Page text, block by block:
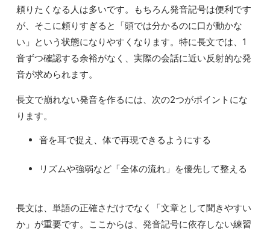
頼りたくなる人は多いです。もちろん発音記号は便利です
が、そこに頼りすぎると「頭では分かるのに口が動かな
い」という状態になりやすくなります。特に長文では、1
音ずつ確認する余裕がなく、実際の会話に近い反射的な発
音が求められます。
長文で崩れない発音を作るには、次の2つがポイントにな
ります。
音を耳で捉え、体で再現できるようにする
リズムや強弱など「全体の流れ」を優先して整える
長文は、単語の正確さだけでなく「文章として聞きやすい
か」が重要です。ここからは、発音記号に依存しない練習